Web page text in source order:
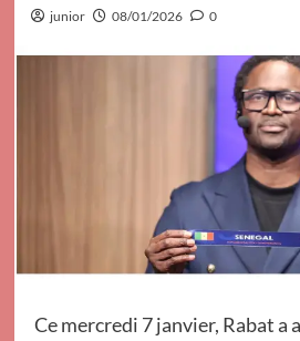
junior 08/01/2026 0
Ce mercredi 7 janvier, Rabat a